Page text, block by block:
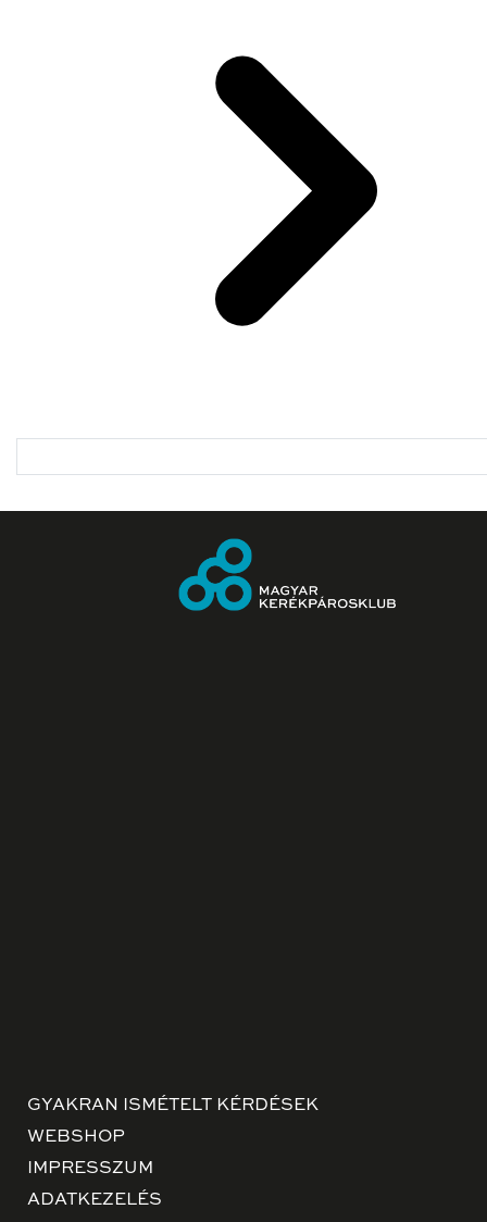
GYAKRAN ISMÉTELT KÉRDÉSEK
WEBSHOP
IMPRESSZUM
ADATKEZELÉS